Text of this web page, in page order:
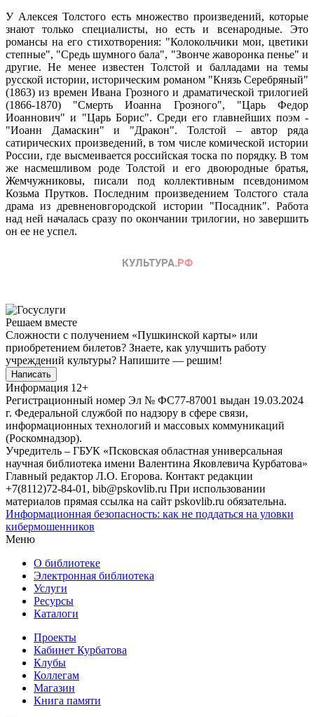
У Алексея Толстого есть множество произведений, которые
знают только специалисты, но есть и всенародные. Это
романсы на его стихотворения: "Колокольчики мои, цветики
степные", "Средь шумного бала", "Звонче жаворонка пенье" и
другие. Не менее известен Толстой и балладами на темы
русской истории, историческим романом "Князь Серебряный"
(1863) из времен Ивана Грозного и драматической трилогией
(1866-1870) "Смерть Иоанна Грозного", "Царь Федор
Иоаннович" и "Царь Борис". Среди его главнейших поэм -
"Иоанн Дамаскин" и "Дракон". Толстой – автор ряда
сатирических произведений, в том числе комической истории
России, где высмеивается российская тоска по порядку. В том
же насмешливом роде Толстой и его двоюродные братья,
Жемчужниковы, писали под коллективным псевдонимом
Козьма Прутков. Последним произведением Толстого стала
драма из древненовгородской истории "Посадник". Работа
над ней началась сразу по окончании трилогии, но завершить
он ее не успел.
Решаем вместе
Сложности с получением «Пушкинской карты» или
приобретением билетов? Знаете, как улучшить работу
учреждений культуры? Напишите — решим!
Написать
Информация 12+
Регистрационный номер Эл № ФС77-87001 выдан 19.03.2024
г. Федеральной службой по надзору в сфере связи,
информационных технологий и массовых коммуникаций
(Роскомнадзор).
Учредитель – ГБУК «Псковская областная универсальная
научная библиотека имени Валентина Яковлевича Курбатова»
Главный редактор Л.О. Егорова. Контакт редакции
+7(8112)72-84-01, bib@pskovlib.ru При использовании
материалов прямая ссылка на сайт pskovlib.ru обязательна.
Информационная безопасность: как не поддаться на уловки
кибермошенников
Меню
О библиотеке
Электронная библиотека
Услуги
Ресурсы
Каталоги
Проекты
Кабинет Курбатова
Клубы
Коллегам
Магазин
Книга памяти